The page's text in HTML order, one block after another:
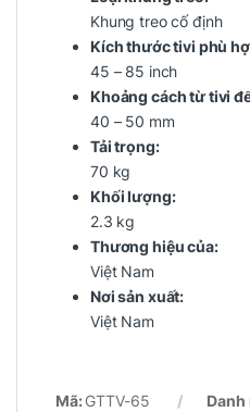
Khung treo cố định
Kích thước tivi phù
45 – 85 inch
Khoảng cách từ tivi
40 – 50 mm
Tải trọng:
70 kg
Khối lượng:
2.3 kg
Thương hiệu của:
Việt Nam
Nơi sản xuất:
Việt Nam
Mã:GTTV-65 Danh